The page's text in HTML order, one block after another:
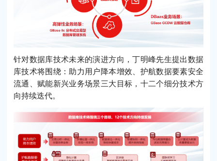
针对数据库技术未来的演进方向，丁明峰先生提出数据
库技术将围绕：助力用户降本增效、护航数据要素安全
流通、赋能新兴业务场景三大目标，十二个细分技术方
向持续迭代。